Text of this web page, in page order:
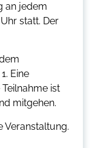
an jedem
statt. Der
Eine
ist
mitgehen.
Veranstaltung.